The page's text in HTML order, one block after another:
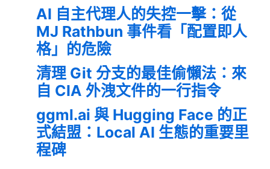
AI 自主代理人的失控一擊：從
MJ Rathbun 事件看「配置即人
格」的危險
清理 Git 分支的最佳偷懶法：來
自 CIA 外洩文件的一行指令
ggml.ai 與 Hugging Face 的正
式結盟：Local AI 生態的重要里
程碑